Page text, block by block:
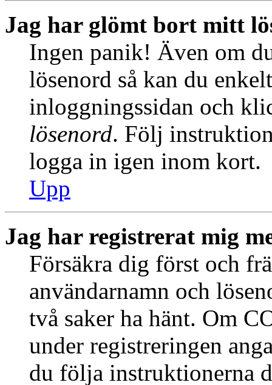
Jag har glömt bort mitt
Ingen panik! Även om
lösenord så kan du
inloggningssidan och
lösenord. Följ
logga in igen inom kort.
Upp
Jag har registrerat mig
Försäkra dig först och
användarnamn och
två saker ha hänt. Om
under registreringen
du följa instruktionerna